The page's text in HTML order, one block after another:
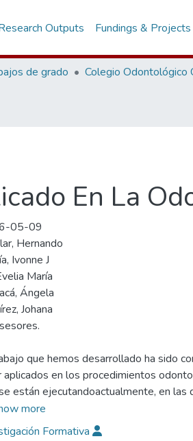
Outputs Fundings & Projects
de grado
En La
05-09
Hernando
Ivonne J
María
Ángela
Johana
que hemos desarrollado ha sido
aplicados en los procedimientos
están ejecutandoactualmente, en las
alterados, en beneficio al paciente,
y en elcaso más general, a la
more
Formativa